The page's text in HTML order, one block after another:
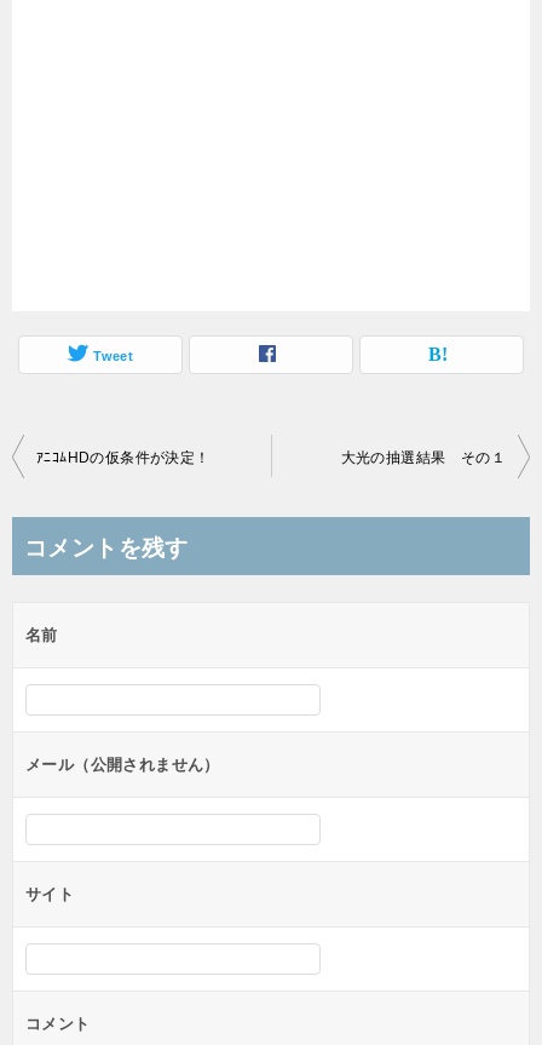
Tweet
投
ビ
ー
シ
ョ
ン
ｱﾆｺﾑHDの仮条件が決定！ 大光の抽選結果 その１
コメントを残す
名前
メール（公開されません）
サイト
コメント